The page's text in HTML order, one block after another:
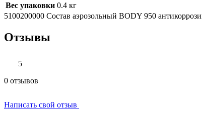
Вес упаковки 0.4 кг
5100200000 Состав аэрозольный BODY 950
Отзывы
5
0 отзывов
Написать свой отзыв